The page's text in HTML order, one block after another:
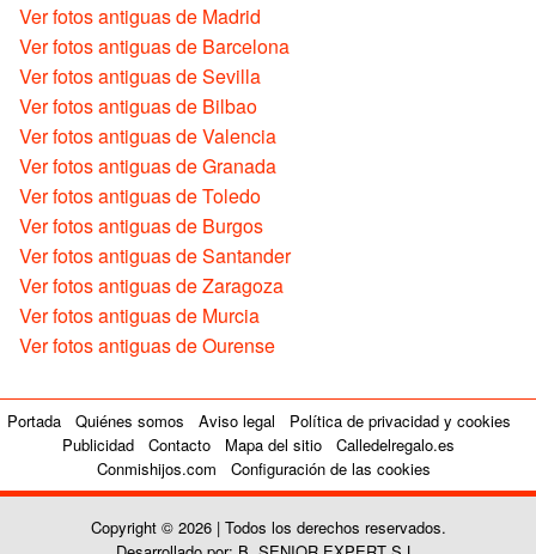
Ver fotos antiguas de Madrid
Ver fotos antiguas de Barcelona
Ver fotos antiguas de Sevilla
Ver fotos antiguas de Bilbao
Ver fotos antiguas de Valencia
Ver fotos antiguas de Granada
Ver fotos antiguas de Toledo
Ver fotos antiguas de Burgos
Ver fotos antiguas de Santander
Ver fotos antiguas de Zaragoza
Ver fotos antiguas de Murcia
Ver fotos antiguas de Ourense
Portada Quiénes somos Aviso legal
Política de privacidad y cookies
Publicidad
Contacto Mapa del sitio
Calledelregalo.es
Conmishijos.com
Configuración de las cookies
Copyright © 2026 | Todos los derechos reservados.